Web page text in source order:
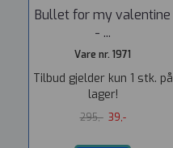
Bullet for my valentine
- ...
Vare nr. 1971
Tilbud gjelder kun 1 stk. på
lager!
295,- 39,-